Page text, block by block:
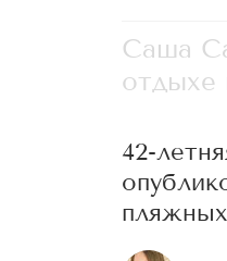
Саша
отдыхе
42-